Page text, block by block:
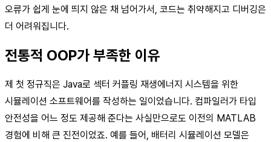
오류가 쉽게 눈에 띄지 않은 채 넘어가서, 코드는 취약해지고 디버깅은
더 어려워집니다.
전통적 OOP가 부족한 이유
제 첫 정규직은 Java로 섹터 커플링 재생에너지 시스템을 위한
시뮬레이션 소프트웨어를 작성하는 일이었습니다. 컴파일러가 타입
안전성을 어느 정도 제공해 준다는 사실만으로도 이전의 MATLAB
경험에 비해 큰 진전이었죠. 예를 들어, 배터리 시뮬레이션 모델은